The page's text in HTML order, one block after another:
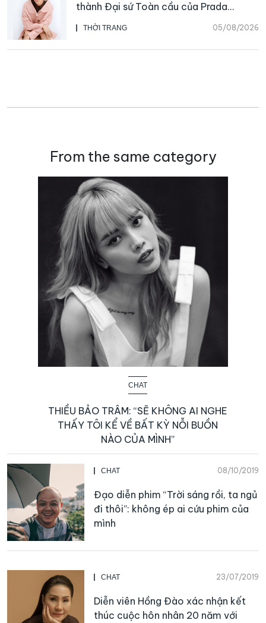
THỜI TRANG 05/08/2026
thành Đại sứ Toàn cầu của Prada
Beauty, CHANEL mua lại Charvet
From the same category
CHAT
THIỀU BẢO TRÂM: “SẼ KHÔNG AI NGHE
THẤY TÔI KỂ VỀ BẤT KỲ NỖI BUỒN
NÀO CỦA MÌNH”
CHAT 08/10/2019
Đạo diễn phim “Trời sáng rồi, ta ngủ
đi thôi”: không ép ai cứu phim của
mình
CHAT 23/07/2019
Diễn viên Hồng Đào xác nhận kết
thúc cuộc hôn nhân 20 năm với